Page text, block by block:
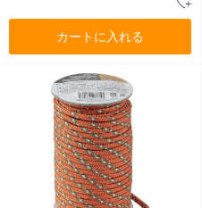
カートに入れる